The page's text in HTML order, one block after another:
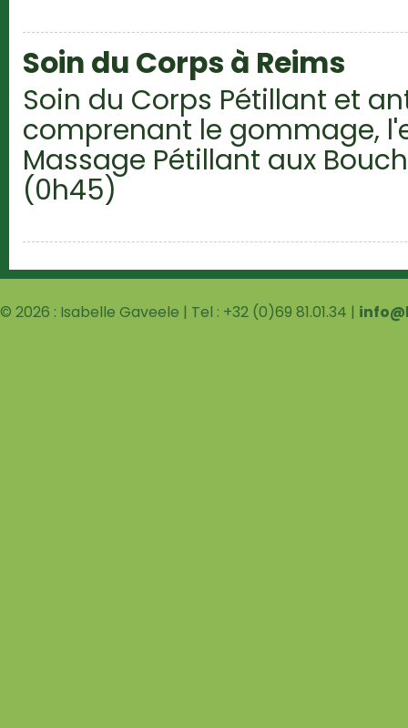
Soin du Corps à Reims
Soin du Corps Pétillant et
comprenant le gommage,
Massage Pétillant aux
(0h45)
© 2026 : Isabelle Gaveele | Tel : +32 (0)69 81.01.34 |